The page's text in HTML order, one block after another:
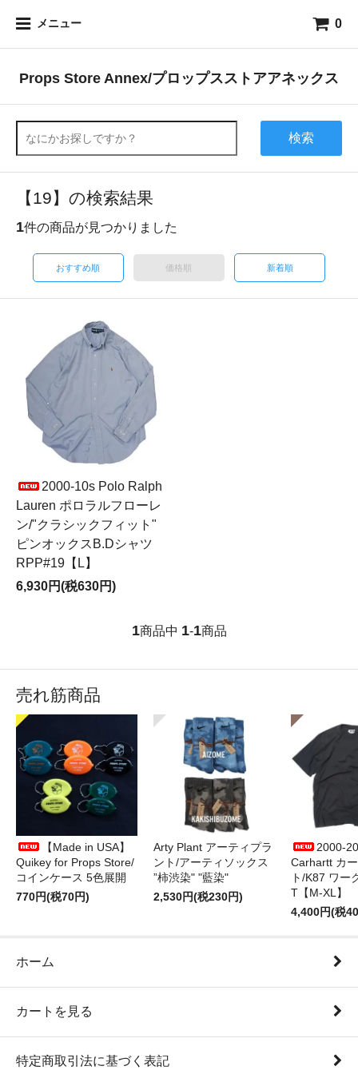
メニュー 0
Props Store Annex/プロップスストアアネックス
検索
【19】の検索結果
1件の商品が見つかりました
おすすめ順 価格順 新着順
2000-10s Polo Ralph
Lauren ポロラルフローレ
ン/"クラシックフィット"
ピンオックスB.Dシャツ
RPP#19【L】
6,930円(税630円)
1商品中 1-1商品
売れ筋商品
【Made in USA】
Quikey for Props Store/
コインケース 5色展開
770円(税70円)
Arty Plant アーティプラ
ント/アーティソックス
”柿渋染" "藍染"
2,530円(税230円)
2000-
Carhartt カ
ト/K87 ワー
T【M-XL】
4,400円(税
ホーム
カートを見る
特定商取引法に基づく表記